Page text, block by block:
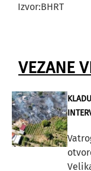
Izvor:BHRT
VEZANE